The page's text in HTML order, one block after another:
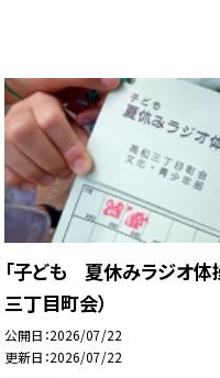
「子ども 夏休みラジオ体
三丁目町会）
公開日 2026/07/22
更新日 2026/07/22